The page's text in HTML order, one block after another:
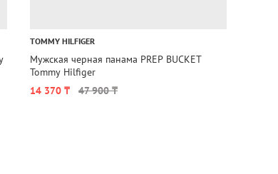
TOMMY HILFIGER
Мужская черная панама PREP BUCKET
Tommy Hilfiger
14 370 ₸
47 900 ₸